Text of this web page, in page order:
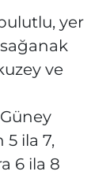
yer
ve
5 ila 7,
6 ila 8